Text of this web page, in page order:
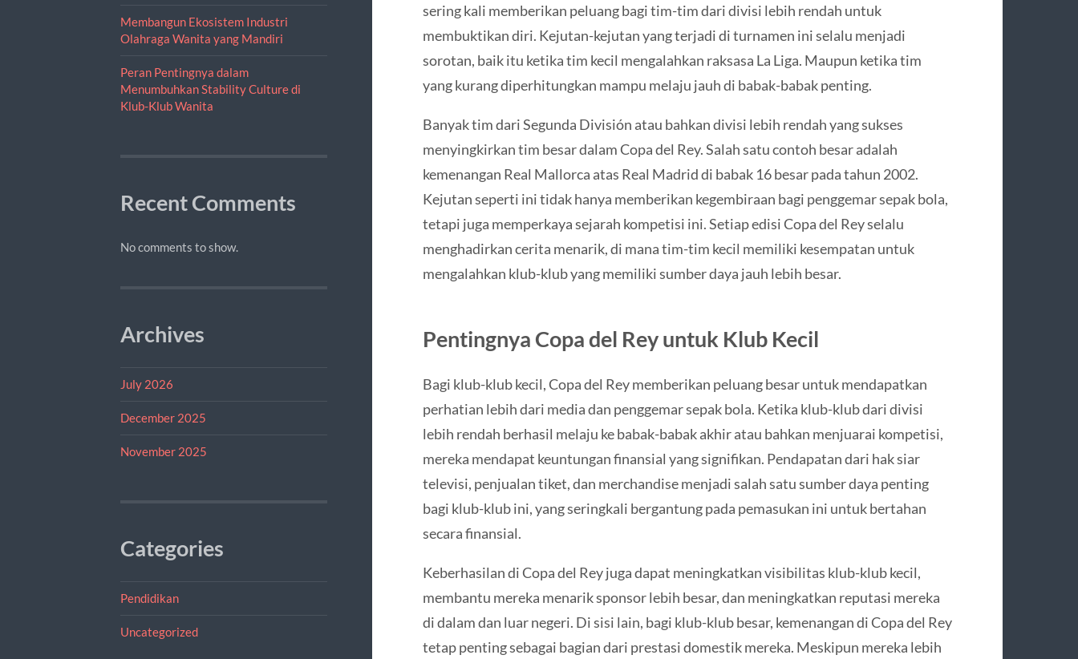
Membangun Ekosistem Industri
Olahraga Wanita yang Mandiri
Peran Pentingnya dalam
Menumbuhkan Stability Culture di
Klub-Klub Wanita
Recent Comments
No comments to show.
Archives
July 2026
December 2025
November 2025
Categories
Pendidikan
Uncategorized
sering kali memberikan peluang bagi tim-tim dari divisi lebih rendah untuk
membuktikan diri. Kejutan-kejutan yang terjadi di turnamen ini selalu menjadi
sorotan, baik itu ketika tim kecil mengalahkan raksasa La Liga. Maupun ketika tim
yang kurang diperhitungkan mampu melaju jauh di babak-babak penting.
Banyak tim dari Segunda División atau bahkan divisi lebih rendah yang sukses
menyingkirkan tim besar dalam Copa del Rey. Salah satu contoh besar adalah
kemenangan Real Mallorca atas Real Madrid di babak 16 besar pada tahun 2002.
Kejutan seperti ini tidak hanya memberikan kegembiraan bagi penggemar sepak bola,
tetapi juga memperkaya sejarah kompetisi ini. Setiap edisi Copa del Rey selalu
menghadirkan cerita menarik, di mana tim-tim kecil memiliki kesempatan untuk
mengalahkan klub-klub yang memiliki sumber daya jauh lebih besar.
Pentingnya Copa del Rey untuk Klub Kecil
Bagi klub-klub kecil, Copa del Rey memberikan peluang besar untuk mendapatkan
perhatian lebih dari media dan penggemar sepak bola. Ketika klub-klub dari divisi
lebih rendah berhasil melaju ke babak-babak akhir atau bahkan menjuarai kompetisi,
mereka mendapat keuntungan finansial yang signifikan. Pendapatan dari hak siar
televisi, penjualan tiket, dan merchandise menjadi salah satu sumber daya penting
bagi klub-klub ini, yang seringkali bergantung pada pemasukan ini untuk bertahan
secara finansial.
Keberhasilan di Copa del Rey juga dapat meningkatkan visibilitas klub-klub kecil,
membantu mereka menarik sponsor lebih besar, dan meningkatkan reputasi mereka
di dalam dan luar negeri. Di sisi lain, bagi klub-klub besar, kemenangan di Copa del Rey
tetap penting sebagai bagian dari prestasi domestik mereka. Meskipun mereka lebih